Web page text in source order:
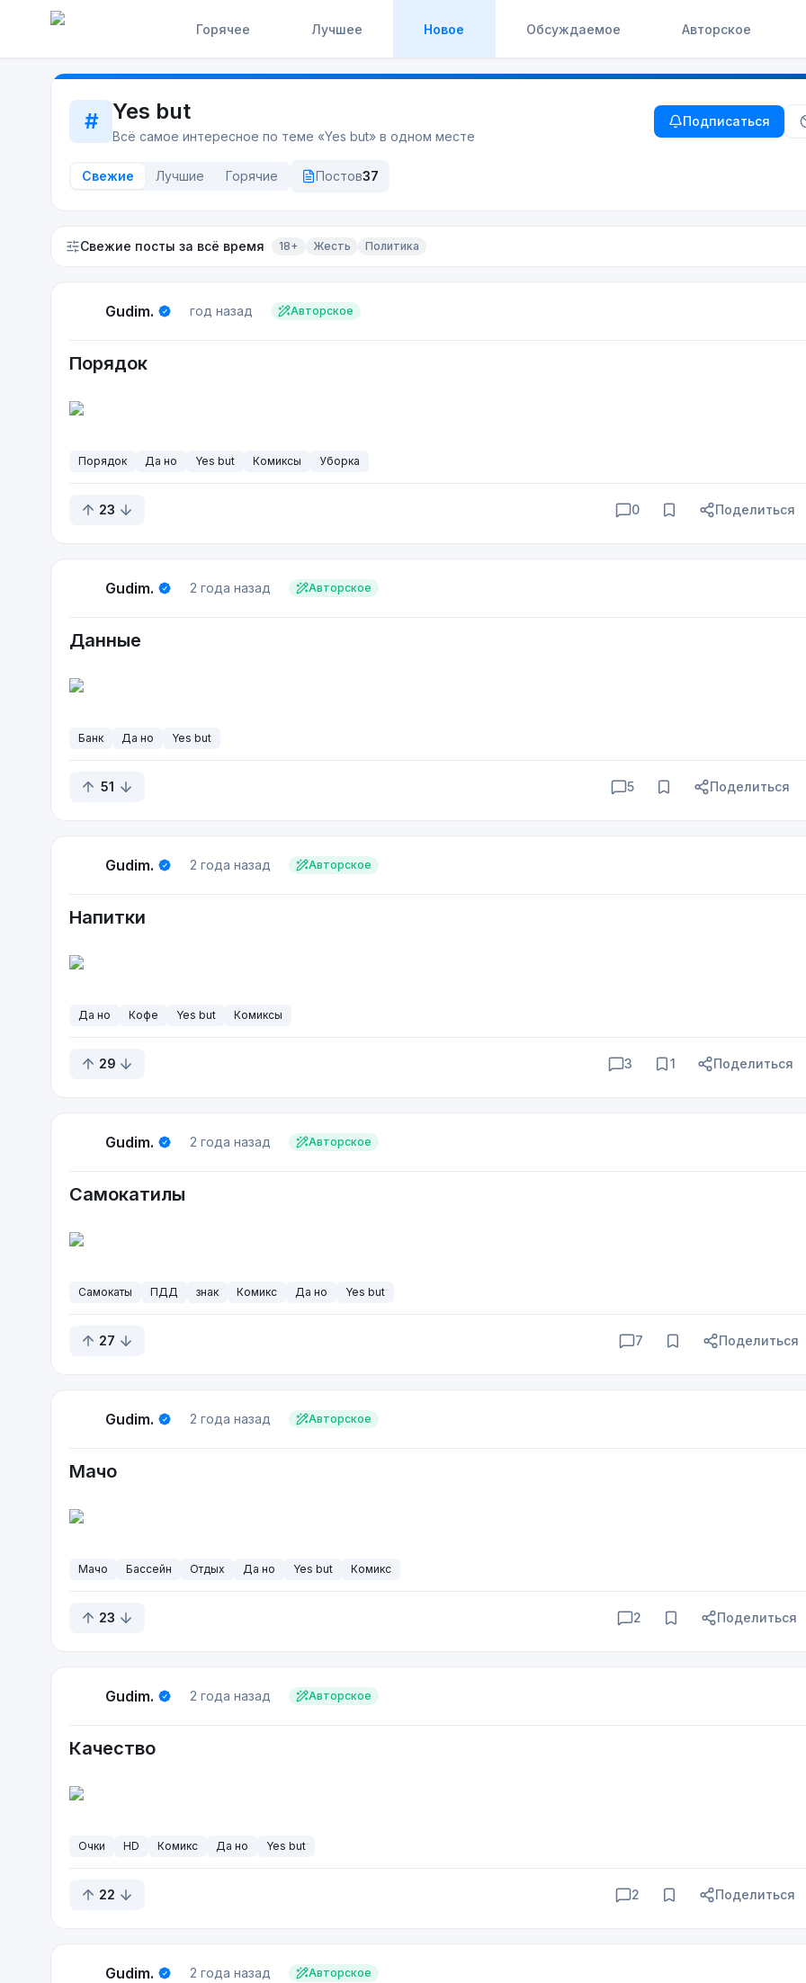
Горячее Лучшее Новое Обсуждаемое Авторское
# Yes but
Всё самое интересное по теме «Yes but» в одном месте
Подписаться
Свежие Лучшие Горячие Постов37
Свежие посты за всё время 18+ Жесть Политика
Gudim. год назад Авторское
Порядок
Порядок Да но Yes but Комиксы Уборка
23 0 Поделиться
Gudim. 2 года назад Авторское
Данные
Банк Да но Yes but
51 5 Поделиться
Gudim. 2 года назад Авторское
Напитки
Да но Кофе Yes but Комиксы
29 3 1 Поделиться
Gudim. 2 года назад Авторское
Самокатилы
Самокаты ПДД знак Комикс Да но Yes but
27 7 Поделиться
Gudim. 2 года назад Авторское
Мачо
Мачо Бассейн Отдых Да но Yes but Комикс
23 2 Поделиться
Gudim. 2 года назад Авторское
Качество
Очки HD Комикс Да но Yes but
22 2 Поделиться
Gudim. 2 года назад Авторское